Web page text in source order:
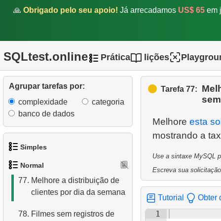
🙏 Obrigado pelo seu apoio! Já arrecadamos US$ 65 em
SQLtest.online Prática lições
Agrupar tarefas por:
complexidade
categoria
banco de dados
Simples
Lista de idiomas
3. Obtenha a lista de nomes
Normal
71.Análise de pagamentos
73.Obtenha dados das
colunas da tabela
74.Obtenha a lista de índices
75.Distribuição de clientes por
dia da semana
76.Encontre a distribuição de
77. Melhore a distribuição de
clientes por dia da semana
78. Filmes sem registros de
Tarefa 77:
Melhore esta
Use a sintaxe MySQL
Escreva sua
Tutorial Obter
1